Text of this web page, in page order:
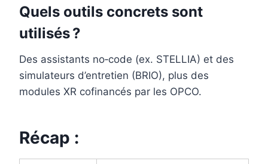
Quels outils concrets sont
utilisés ?
Des assistants no‑code (ex. STELLIA) et des
simulateurs d’entretien (BRIO), plus des
modules XR cofinancés par les OPCO.
Récap :